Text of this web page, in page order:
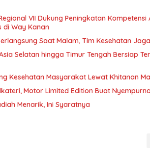
VII Dukung Peningkatan
di Way Kanan
Saat Malam, Tim Kesehatan
Selatan hingga Timur Tengah Bersiap
Kesehatan Masyarakat Lewat Khitanan
Motor Limited Edition Buat
Menarik, Ini Syaratnya